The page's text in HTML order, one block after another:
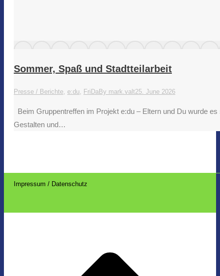
Sommer, Spaß und Stadtteilarbeit
Presse / Berichte, e:du, FriDaBy mark.valt25. June 2026
Beim Gruppentreffen im Projekt e:du – Eltern und Du wurde
Gestalten und…
Impressum / Datenschutz